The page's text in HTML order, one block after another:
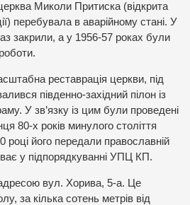
церква Миколи Притиска (відкрита
перебувала в аварійному стані. У
закрили, а у 1956-57 роках були
реставрація церкви, під
південно-західний пілон із
У зв’язку із цим були проведені
80-х років минулого століття
році його передали православній
у підпорядкуванні УПЦ КП.
вул. Хорива, 5-а. Це
за кілька сотень метрів від